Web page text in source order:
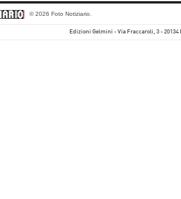
© 2026 Foto Notiziario.
Edizioni Gelmini - Via Fraccaroli, 3 - 20134